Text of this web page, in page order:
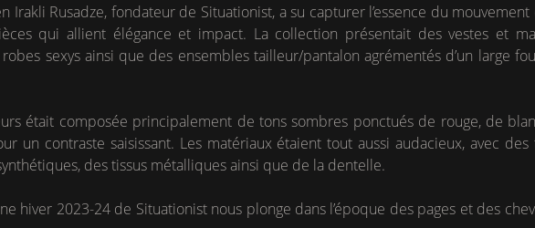
Irakli Rusadze, fondateur de Situationist, a su capturer l’essence du
qui allient élégance et impact. La collection présentait des vestes et
sexys ainsi que des ensembles tailleur/pantalon agrémentés d’un large
était composée principalement de tons sombres ponctués de rouge, de
un contraste saisissant. Les matériaux étaient tout aussi audacieux, avec
des tissus métalliques ainsi que de la dentelle.
hiver 2023-24 de Situationist nous plonge dans l’époque des pages et des